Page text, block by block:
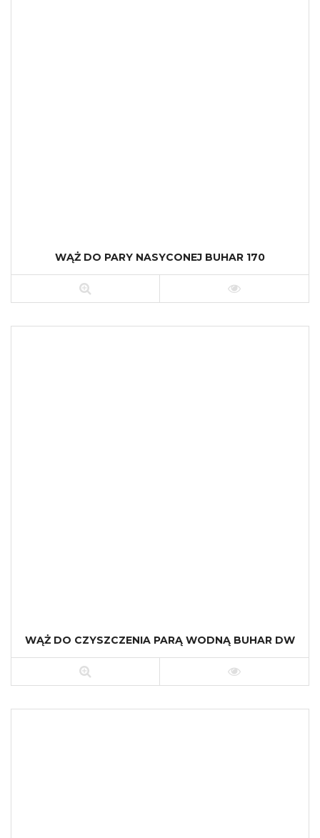
WĄŻ DO PARY NASYCONEJ BUHAR 170
WĄŻ DO CZYSZCZENIA PARĄ WODNĄ BUHAR DW